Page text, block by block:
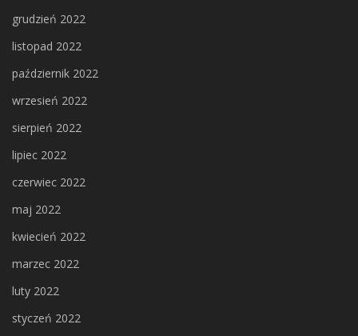
grudzień 2022
listopad 2022
październik 2022
wrzesień 2022
sierpień 2022
lipiec 2022
czerwiec 2022
maj 2022
kwiecień 2022
marzec 2022
luty 2022
styczeń 2022